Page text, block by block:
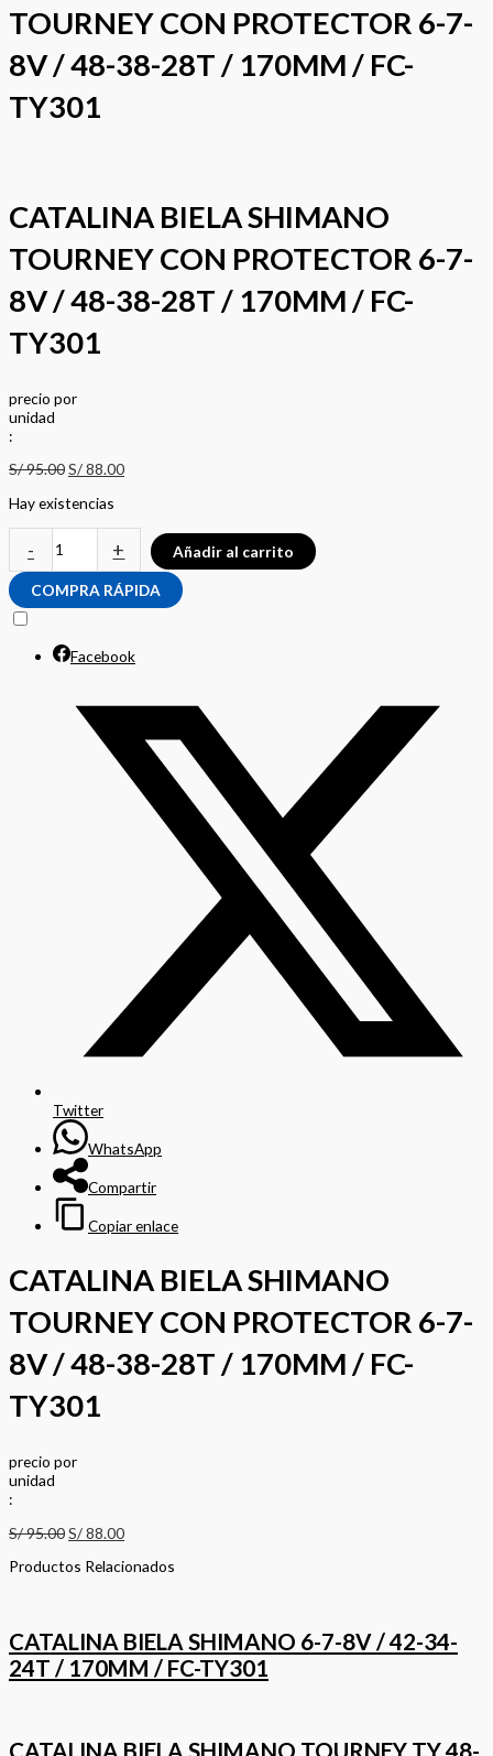
TOURNEY CON PROTECTOR 6-7-
8V / 48-38-28T / 170MM / FC-
TY301
CATALINA BIELA SHIMANO
TOURNEY CON PROTECTOR 6-7-
8V / 48-38-28T / 170MM / FC-
TY301
precio por
unidad
:
S/95.00S/88.00
Hay existencias
- + Añadir al carrito
COMPRA RÁPIDA
Facebook
Twitter
WhatsApp
Compartir
Copiar enlace
CATALINA BIELA SHIMANO
TOURNEY CON PROTECTOR 6-7-
8V / 48-38-28T / 170MM / FC-
TY301
precio por
unidad
:
S/95.00S/88.00
Productos Relacionados
CATALINA BIELA SHIMANO 6-7-8V / 42-34-
24T / 170MM / FC-TY301
CATALINA BIELA SHIMANO TOURNEY TY 48-